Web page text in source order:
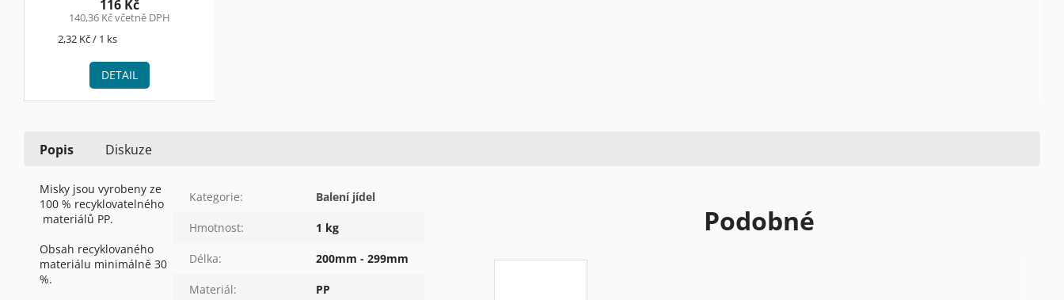
140,36 Kč včetně DPH
116 Kč
Měrná
2,32 Kč / 1 ks
DETAIL
Popis Diskuze
Misky jsou vyrobeny ze
100 % recyklovatelného
materiálů PP.
Obsah recyklovaného
materiálu minimálně 30
%.
Kategorie: Balení jídel
Hmotnost: 1 kg
Délka: 200mm - 299mm
Materiál: PP
Podobné